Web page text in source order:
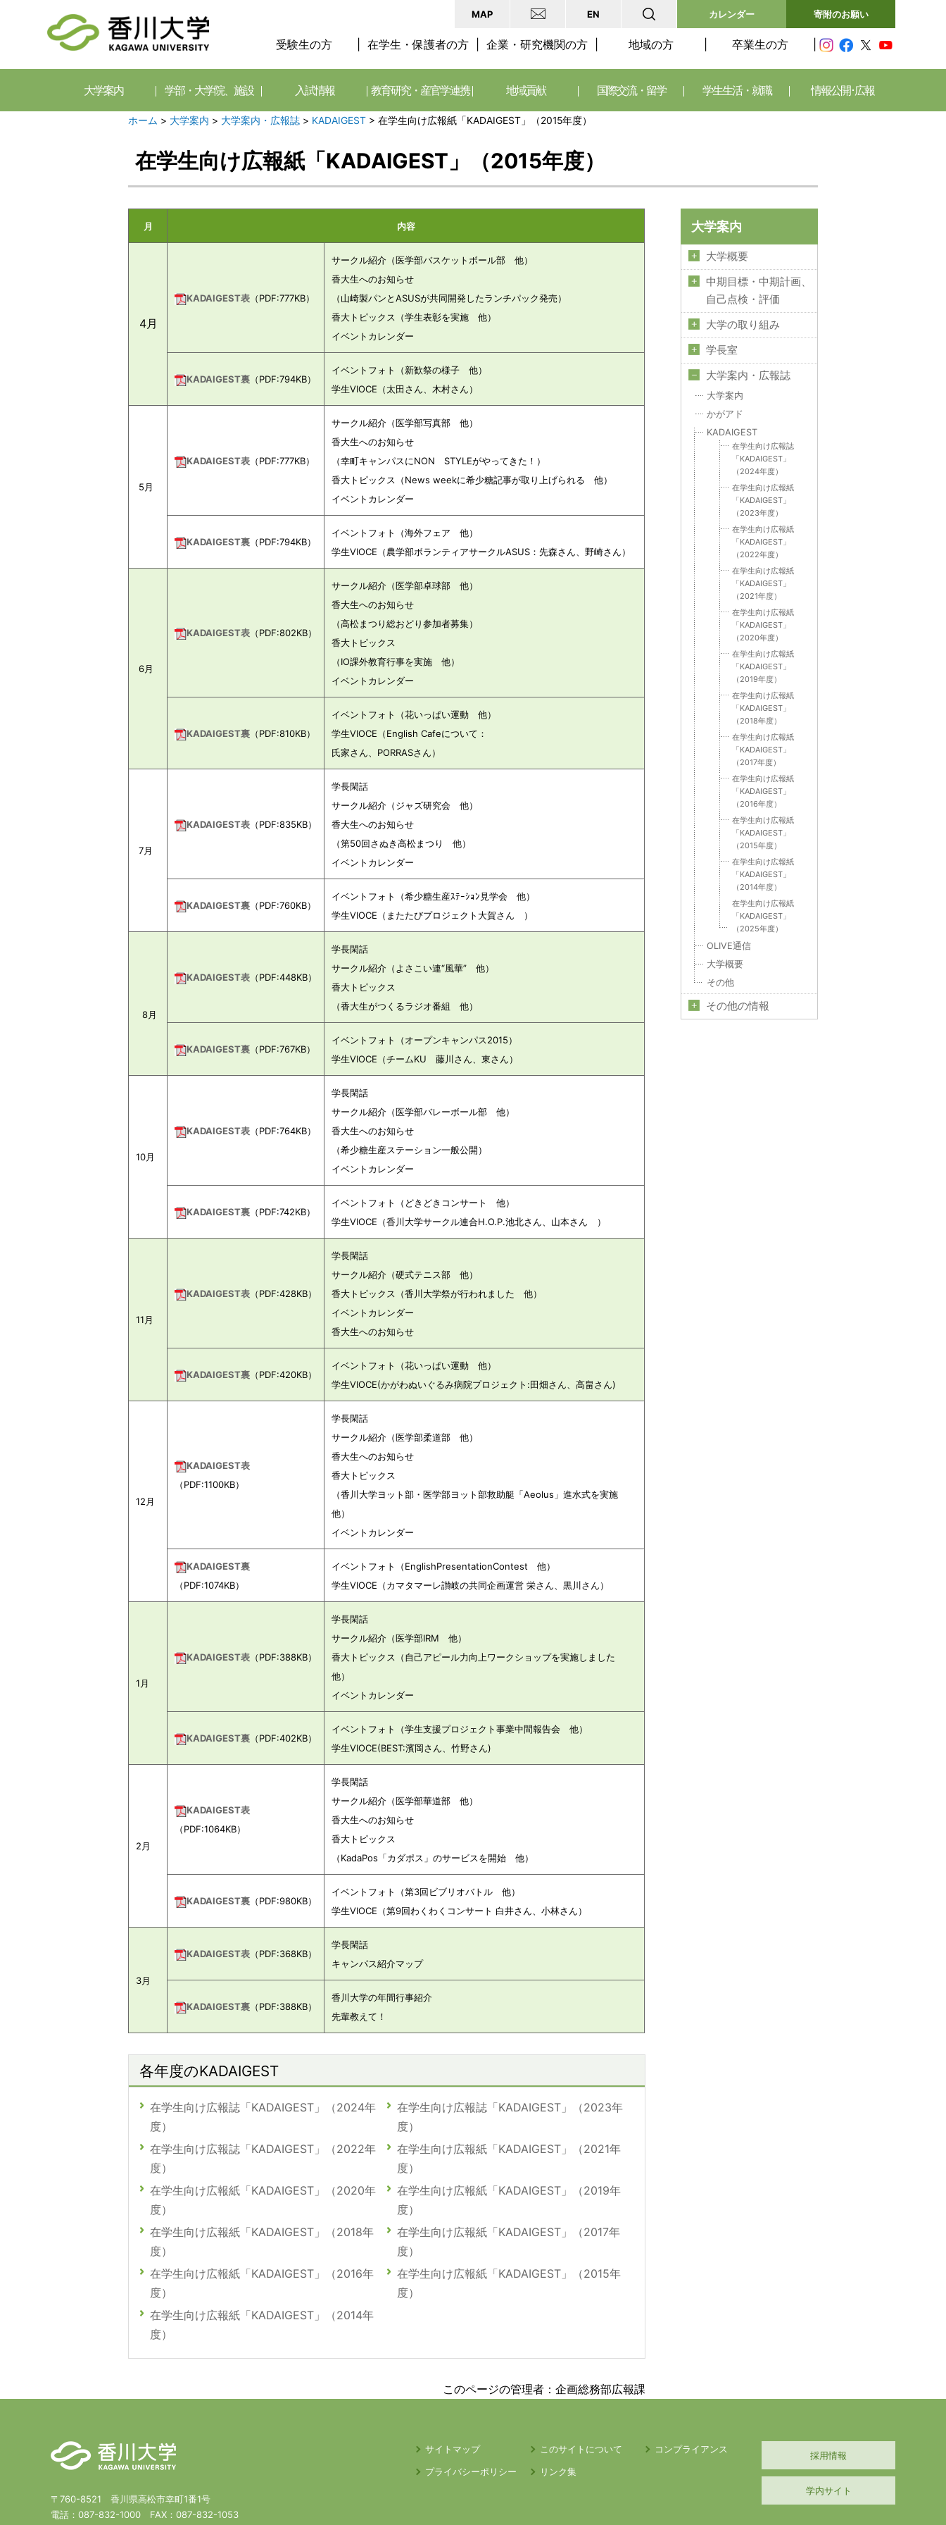
MAP EN カレンダー 寄附のお願い
受験生の方 在学生・保護者の方 企業・研究機関の方 地域の方 卒業生の方
大学案内 学部・大学院、施設 入試情報 教育研究・産官学連携 地域貢献 国際交流・留学 学生生活・就職 情報公開･広報
ホーム > 大学案内 > 大学案内・広報誌 > KADAIGEST > 在学生向け広報紙「KADAIGEST」（2015年度）
在学生向け広報紙「KADAIGEST」（2015年度）
月 内容
4月
KADAIGEST表 （PDF:777KB）
サークル紹介（医学部バスケットボール部 他）
香大生へのお知らせ
（山崎製パンとASUSが共同開発したランチパック発売）
香大トピックス（学生表彰を実施 他）
イベントカレンダー
KADAIGEST裏 （PDF:794KB）
イベントフォト（新歓祭の様子 他）
学生VIOCE（太田さん、木村さん）
5月
KADAIGEST表 （PDF:777KB）
サークル紹介（医学部写真部 他）
香大生へのお知らせ
（幸町キャンパスにNON STYLEがやってきた！）
香大トピックス（News weekに希少糖記事が取り上げられる 他）
イベントカレンダー
KADAIGEST裏 （PDF:794KB）
イベントフォト（海外フェア 他）
学生VIOCE（農学部ボランティアサークルASUS：先森さん、野崎さん）
6月
KADAIGEST表 （PDF:802KB）
サークル紹介（医学部卓球部 他）
香大生へのお知らせ
（高松まつり総おどり参加者募集）
香大トピックス
（IO課外教育行事を実施 他）
イベントカレンダー
KADAIGEST裏 （PDF:810KB）
イベントフォト（花いっぱい運動 他）
学生VIOCE（English Cafeについて：
氏家さん、PORRASさん）
7月
KADAIGEST表 （PDF:835KB）
学長閑話
サークル紹介（ジャズ研究会 他）
香大生へのお知らせ
（第50回さぬき高松まつり 他）
イベントカレンダー
KADAIGEST裏 （PDF:760KB）
イベントフォト（希少糖生産ｽﾃｰｼｮﾝ見学会 他）
学生VIOCE（またたびプロジェクト大賀さん ）
8月
KADAIGEST表 （PDF:448KB）
学長閑話
サークル紹介（よさこい連“風華” 他）
香大トピックス
（香大生がつくるラジオ番組 他）
KADAIGEST裏 （PDF:767KB）
イベントフォト（オープンキャンパス2015）
学生VIOCE（チームKU 藤川さん、東さん）
10月
KADAIGEST表 （PDF:764KB）
学長閑話
サークル紹介（医学部バレーボール部 他）
香大生へのお知らせ
（希少糖生産ステーション一般公開）
イベントカレンダー
KADAIGEST裏 （PDF:742KB）
イベントフォト（どきどきコンサート 他）
学生VIOCE（香川大学サークル連合H.O.P.池北さん、山本さん ）
11月
KADAIGEST表 （PDF:428KB）
学長閑話
サークル紹介（硬式テニス部 他）
香大トピックス（香川大学祭が行われました 他）
イベントカレンダー
香大生へのお知らせ
KADAIGEST裏 （PDF:420KB）
イベントフォト（花いっぱい運動 他）
学生VIOCE(かがわぬいぐるみ病院プロジェクト:田畑さん、高畠さん)
12月
KADAIGEST表
（PDF:1100KB）
学長閑話
サークル紹介（医学部柔道部 他）
香大生へのお知らせ
香大トピックス
（香川大学ヨット部・医学部ヨット部救助艇「Aeolus」進水式を実施
他）
イベントカレンダー
KADAIGEST裏
（PDF:1074KB）
イベントフォト（EnglishPresentationContest 他）
学生VIOCE（カマタマーレ讃岐の共同企画運営 栄さん、黒川さん）
1月
KADAIGEST表 （PDF:388KB）
学長閑話
サークル紹介（医学部IRM 他）
香大トピックス（自己アピール力向上ワークショップを実施しました
他）
イベントカレンダー
KADAIGEST裏 （PDF:402KB）
イベントフォト（学生支援プロジェクト事業中間報告会 他）
学生VIOCE(BEST:濱岡さん、竹野さん)
2月
KADAIGEST表
（PDF:1064KB）
学長閑話
サークル紹介（医学部華道部 他）
香大生へのお知らせ
香大トピックス
（KadaPos「カダポス」のサービスを開始 他）
KADAIGEST裏 （PDF:980KB）
イベントフォト（第3回ビブリオバトル 他）
学生VIOCE（第9回わくわくコンサート 白井さん、小林さん）
3月
KADAIGEST表 （PDF:368KB）
学長閑話
キャンパス紹介マップ
KADAIGEST裏 （PDF:388KB）
香川大学の年間行事紹介
先輩教えて！
各年度のKADAIGEST
在学生向け広報誌「KADAIGEST」（2024年
度）
在学生向け広報誌「KADAIGEST」（2023年
度）
在学生向け広報誌「KADAIGEST」（2022年
度）
在学生向け広報紙「KADAIGEST」（2021年
度）
在学生向け広報紙「KADAIGEST」（2020年
度）
在学生向け広報紙「KADAIGEST」（2019年
度）
在学生向け広報紙「KADAIGEST」（2018年
度）
在学生向け広報紙「KADAIGEST」（2017年
度）
在学生向け広報紙「KADAIGEST」（2016年
度）
在学生向け広報紙「KADAIGEST」（2015年
度）
在学生向け広報紙「KADAIGEST」（2014年
度）
このページの管理者：企画総務部広報課
大学案内
大学概要
中期目標・中期計画、
自己点検・評価
大学の取り組み
学長室
大学案内・広報誌
大学案内
かがアド
KADAIGEST
在学生向け広報誌
「KADAIGEST」
（2024年度）
在学生向け広報紙
「KADAIGEST」
（2023年度）
在学生向け広報紙
「KADAIGEST」
（2022年度）
在学生向け広報紙
「KADAIGEST」
（2021年度）
在学生向け広報紙
「KADAIGEST」
（2020年度）
在学生向け広報紙
「KADAIGEST」
（2019年度）
在学生向け広報紙
「KADAIGEST」
（2018年度）
在学生向け広報紙
「KADAIGEST」
（2017年度）
在学生向け広報紙
「KADAIGEST」
（2016年度）
在学生向け広報紙
「KADAIGEST」
（2015年度）
在学生向け広報紙
「KADAIGEST」
（2014年度）
在学生向け広報紙
「KADAIGEST」
（2025年度）
OLIVE通信
大学概要
その他
その他の情報
〒760-8521 香川県高松市幸町1番1号
電話： 087-832-1000 FAX： 087-832-1053
サイトマップ このサイトについて
コンプライアンス
プライバシーポリシー
リンク集
採用情報
学内サイト